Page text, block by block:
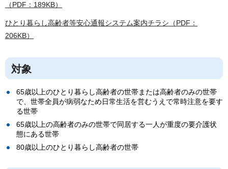
（PDF：189KB）
ひとり暮らし高齢者等安心通報システム案内チラシ（PDF：
206KB）
対象
65歳以上のひとり暮らし高齢者の世帯または高齢者のみの世帯
で、世帯全員が病弱なため日常生活を営むうえで常時注意を要す
る世帯
65歳以上の高齢者のみの世帯で同居する一人が重度の要介護状
態にある世帯
80歳以上のひとり暮らし高齢者の世帯